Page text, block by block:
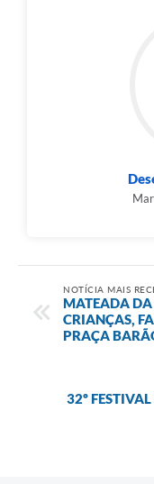
NOTÍCIA MAIS
MATEADA
CRIANÇAS,
PRAÇA
32º